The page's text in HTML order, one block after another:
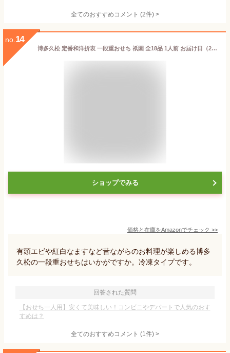
全てのおすすめコメント (2件) >
no. 14
博多久松 定番和洋折衷 一段重おせち 祇園 全18品 1人前 お届け日（2026年12月29日着）
ショップでみる
価格と在庫をAmazonでチェック >>
有頭エビや紅白なますなど昔ながらのお料理が楽しめる博多
久松の一段重おせちはいかがですか。冷凍タイプです。
回答された質問
【おせち一人用】安くて美味しい！コンビニやデパートで人気のおす
すめは？
全てのおすすめコメント (1件) >